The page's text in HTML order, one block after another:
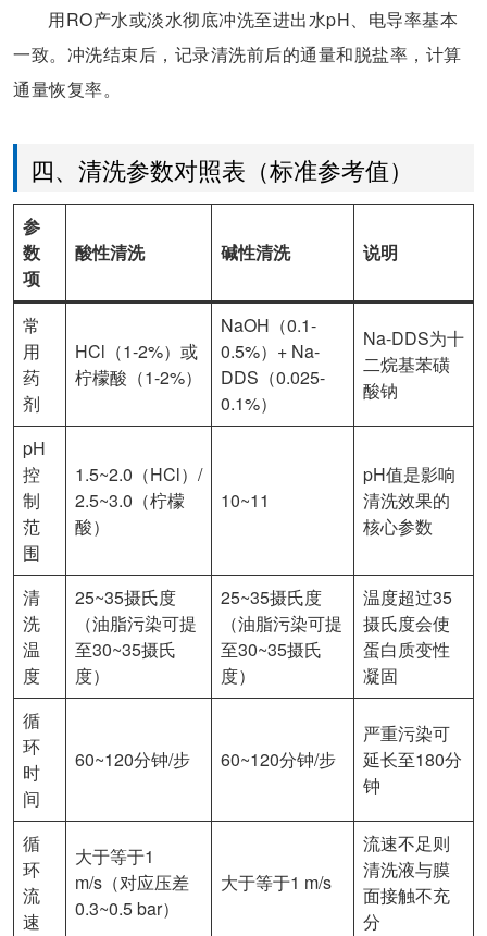
用RO产水或淡水彻底冲洗至进出水pH、电导率基本
一致。冲洗结束后，记录清洗前后的通量和脱盐率，计算
通量恢复率。
四、清洗参数对照表（标准参考值）
参
数
项
酸性清洗 碱性清洗 说明
常
用
药
剂
HCl（1-2%）或
柠檬酸（1-2%）
NaOH（0.1-
0.5%）+ Na-
DDS（0.025-
0.1%）
Na-DDS为十
二烷基苯磺
酸钠
pH
控
制
范
围
1.5~2.0（HCl）/
2.5~3.0（柠檬
酸）
10~11
pH值是影响
清洗效果的
核心参数
清
洗
温
度
25~35摄氏度
（油脂污染可提
至30~35摄氏
度）
25~35摄氏度
（油脂污染可提
至30~35摄氏
度）
温度超过35
摄氏度会使
蛋白质变性
凝固
循
环
时
间
60~120分钟/步 60~120分钟/步
严重污染可
延长至180分
钟
循
环
流
速
大于等于1
m/s（对应压差
0.3~0.5 bar）
大于等于1 m/s
流速不足则
清洗液与膜
面接触不充
分